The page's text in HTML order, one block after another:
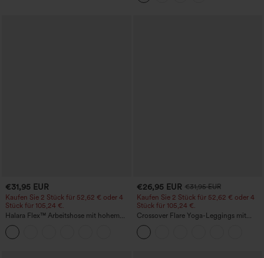
Länge und Taschen
€31,95 EUR
Kaufen Sie 2 Stück für 52,62 € oder 4
Stück für 105,24 €.
Halara Flex™ Arbeitshose mit hohem
Bund, Taschen und konischem,
verkürztem Schnitt
€26,95 EUR €31,95 EUR
Kaufen Sie 2 Stück für 52,62 € oder 4
Stück für 105,24 €.
Crossover Flare Yoga-Leggings mit
hohem Bund